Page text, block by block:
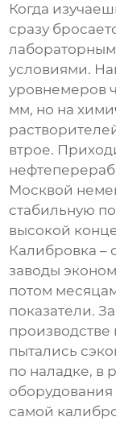
Когда
сразу
условиями.
уровнемеров
мм, но на
втрое.
Москвой
стабильную
высокой
Калибровка –
заводы
потом
показатели.
пытались
по наладке, в
самой